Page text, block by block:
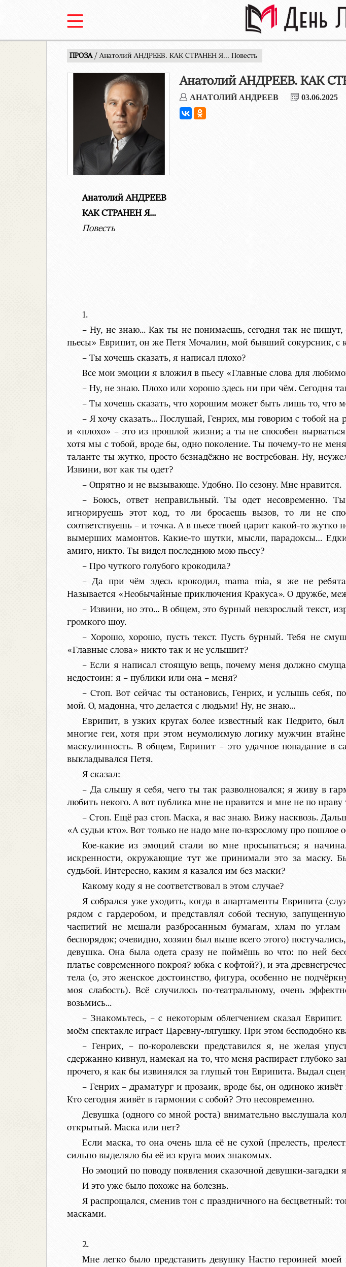
ПРОЗА / Анатолий АНДРЕЕВ. КАК СТРАНЕН Я... Повесть
Анатолий АНДРЕЕВ. КАК
АНАТОЛИЙ АНДРЕЕВ 03.06.2025
Анатолий АНДРЕЕВ
КАК СТРАНЕН Я...
Повесть
1.
– Ну, не знаю... Как ты не понимаешь, сегодня так не пишут,
пьесы» Еврипит, он же Петя Мочалин, мой бывший сокурсник, с
– Ты хочешь сказать, я написал плохо?
Все мои эмоции я вложил в пьесу «Главные слова для
– Ну, не знаю. Плохо или хорошо здесь ни при чём. Сегодня
– Ты хочешь сказать, что хорошим может быть лишь то, что
– Я хочу сказать... Послушай, Генрих, мы говорим с тобой
и «плохо» – это из прошлой жизни; а ты не способен
хотя мы с тобой, вроде бы, одно поколение. Ты почему-то не
таланте ты жутко, просто безнадёжно не востребован. Ну,
Извини, вот как ты одет?
– Опрятно и не вызывающе. Удобно. По сезону. Мне нравится.
– Боюсь, ответ неправильный. Ты одет несовременно.
игнорируешь этот код, то ли бросаешь вызов, то ли не
соответствуешь – и точка. А в пьесе твоей царит какой-то
вымерших мамонтов. Какие-то шутки, мысли, парадоксы…
амиго, никто. Ты видел последнюю мою пьесу?
– Про чуткого голубого крокодила?
– Да при чём здесь крокодил, mama mia, я же не
Называется «Необычайные приключения Кракуса». О дружбе,
– Извини, но это... В общем, это бурный невзрослый текст,
громкого шоу.
– Хорошо, хорошо, пусть текст. Пусть бурный. Тебя не
«Главные слова» никто так и не услышит?
– Если я написал стоящую вещь, почему меня должно
недостоин: я – публики или она – меня?
– Стоп. Вот сейчас ты остановись, Генрих, и услышь себя,
мой. О, мадонна, что делается с людьми! Ну, не знаю...
Еврипит, в узких кругах более известный как Педрито,
многие геи, хотя при этом неумолимую логику мужчин втайне
маскулинность. В общем, Еврипит – это удачное попадание в
выкладывался Петя.
Я сказал:
– Да слышу я себя, чего ты так разволновался; я живу в
любить некого. А вот публика мне не нравится и мне не по нраву
– Стоп. Ещё раз стоп. Маска, я вас знаю. Вижу насквозь.
«А судьи кто». Вот только не надо мне по-взрослому про пошлое
Кое-какие из эмоций стали во мне просыпаться; я
искренности, окружающие тут же принимали это за маску.
судьбой. Интересно, каким я казался им без маски?
Какому коду я не соответствовал в этом случае?
Я собрался уже уходить, когда в апартаменты Еврипита
рядом с гардеробом, и представлял собой тесную,
чаепитий не мешали разбросанным бумагам, хлам по углам
беспорядок; очевидно, хозяин был выше всего этого)
девушка. Она была одета сразу не поймёшь во что: по ней
платье современного покроя? юбка с кофтой?), и эта
тела (о, это женское достоинство, фигура, особенно не
моя слабость). Всё случилось по-театральному, очень
возьмись...
– Знакомьтесь, – с некоторым облегчением сказал
моём спектакле играет Царевну-лягушку. При этом бесподобно
– Генрих, – по-королевски представился я, не желая
сдержанно кивнул, намекая на то, что меня распирает глубоко
прочего, я как бы извинялся за глупый тон Еврипита. Выдал
– Генрих – драматург и прозаик, вроде бы, он одиноко
Кто сегодня живёт в гармонии с собой? Это несовременно.
Девушка (одного со мной роста) внимательно выслушала
открытый. Маска или нет?
Если маска, то она очень шла её не сухой (прелесть,
сильно выделяло бы её из круга моих знакомых.
Но эмоций по поводу появления сказочной девушки-загадки
И это уже было похоже на болезнь.
Я распрощался, сменив тон с праздничного на бесцветный:
масками.
2.
Мне легко было представить девушку Настю героиней